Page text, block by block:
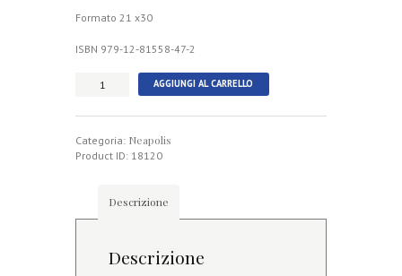
Formato 21 x30
ISBN 979-12-81558-47-2
Antonio
Le
canzoni
elaborazioni
per
AGGIUNGI AL CARRELLO
Categoria: Neapolis
Product ID: 18120
Descrizione
Descrizione